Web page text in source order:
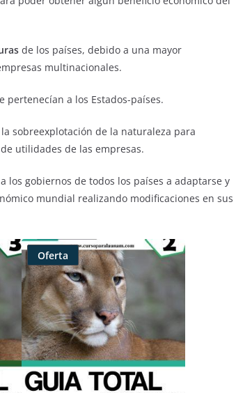
de los países, debido a una mayor
multinacionales.
pertenecían a los Estados-países.
sobreexplotación de la naturaleza para
utilidades de las empresas.
los gobiernos de todos los países a adaptarse y
mundial realizando modificaciones en sus
Oferta
Producto
rebajado